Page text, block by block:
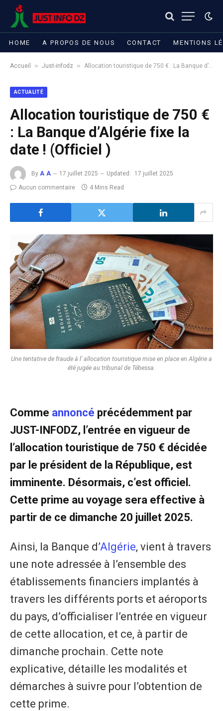
HOME A PROPOS DE NOUS CONTACT MENTIONS
Accueil » Just-infodz » Allocation touristique de 750 € : La Banque d’Algérie fixe la date ! (Officiel )
ACTUALITÉ
Allocation touristique de 750 €
: La Banque d’Algérie fixe la
date ! (Officiel )
By A A 17 juillet 2025 Updated:
17 juillet 2025
Aucun commentaire
4 Mins Read
Une tentative de fraude à l' allocation touristique mise en place en Algérie a
été jugée au tribunal de Tébessa.
Comme annoncé précédemment par
JUST-INFODZ, l’entrée en vigueur de
l’allocation touristique de 750 € décidée
par le président de la République, est
imminente. Désormais, c’est officiel.
Cette prime au voyage sera effective à
partir de ce dimanche 20 juillet 2025.
Ainsi, la Banque d’Algérie, vient à travers
une note adressée à l’ensemble des
établissements financiers implantés à
travers les différents ports et aéroports
du pays, d’officialiser l’entrée en vigueur
de cette allocation, et ce, à partir de
dimanche prochain. Cette note
explicative, détaille les modalités et
démarches à suivre pour l’obtention de
cette prime.